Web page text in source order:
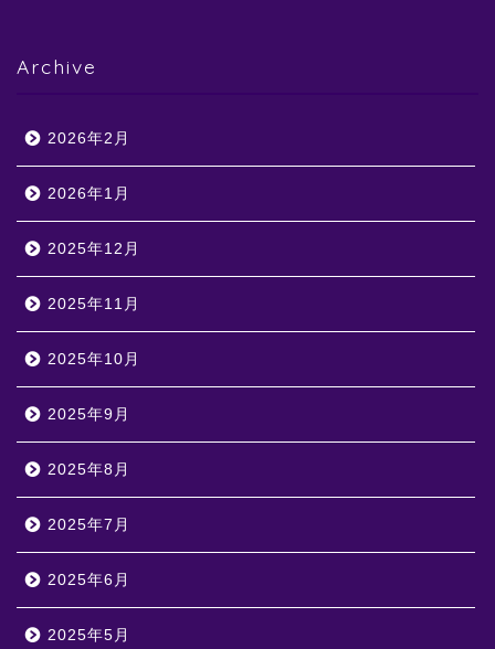
Archive
2026年2月
2026年1月
2025年12月
2025年11月
2025年10月
2025年9月
2025年8月
2025年7月
2025年6月
2025年5月